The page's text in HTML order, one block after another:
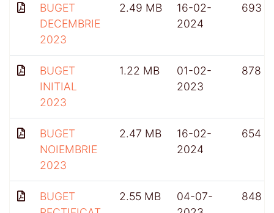
BUGET
DECEMBRIE
2023
2.49 MB
16-02-
2024
693
BUGET
INITIAL
2023
1.22 MB
01-02-
2023
878
BUGET
NOIEMBRIE
2023
2.47 MB
16-02-
2024
654
BUGET
2.55 MB
04-07-
848